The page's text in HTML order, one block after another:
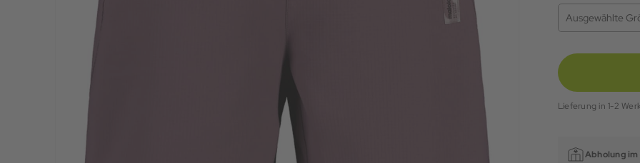
Ausgewählte
Lieferung in 1-2
Abholung im